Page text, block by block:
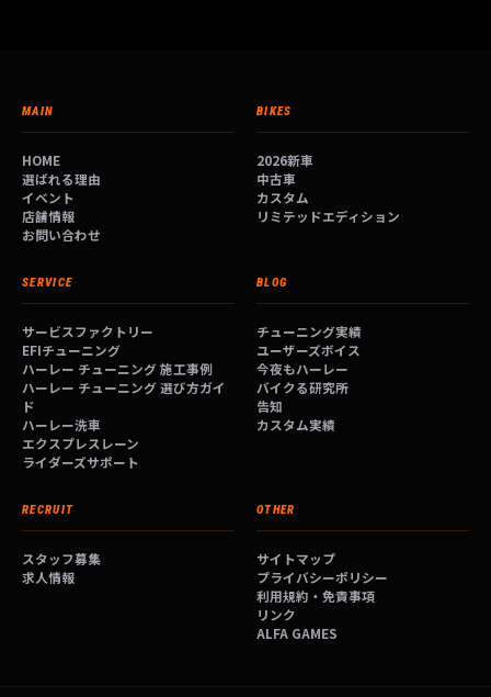
MAIN
HOME
選ばれる理由
イベント
店舗情報
お問い合わせ
BIKES
2026新車
中古車
カスタム
リミテッドエディション
SERVICE
サービスファクトリー
EFIチューニング
ハーレー チューニング 施工事例
ハーレー チューニング 選び方ガイ
ド
ハーレー洗車
エクスプレスレーン
ライダーズサポート
BLOG
チューニング実績
ユーザーズボイス
今夜もハーレー
バイクる研究所
告知
カスタム実績
RECRUIT
スタッフ募集
求人情報
OTHER
サイトマップ
プライバシーポリシー
利用規約・免責事項
リンク
ALFA GAMES